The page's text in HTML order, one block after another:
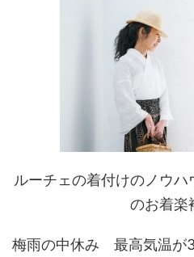
ルーチェの着付けのノウ
のお着楽
梅雨の中休み 最高気温が